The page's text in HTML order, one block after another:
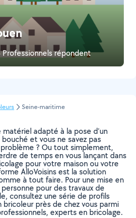
répondent
Seine-maritime
adapté à la pose d’un
et vous ne savez pas
? Ou tout simplement,
de temps en vous lançant dans
pour votre maison ou votre
AlloVoisins est la solution
à tout faire. Pour une mise en
pour des travaux de
consultez une série de profils
près de chez vous parmi
experts en bricolage.